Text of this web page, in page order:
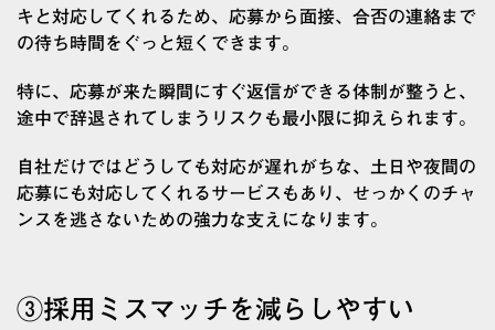
キと対応してくれるため、応募から面接、合否の連絡まで
の待ち時間をぐっと短くできます。
特に、応募が来た瞬間にすぐ返信ができる体制が整うと、
途中で辞退されてしまうリスクも最小限に抑えられます。
自社だけではどうしても対応が遅れがちな、土日や夜間の
応募にも対応してくれるサービスもあり、せっかくのチャ
ンスを逃さないための強力な支えになります。
③採用ミスマッチを減らしやすい